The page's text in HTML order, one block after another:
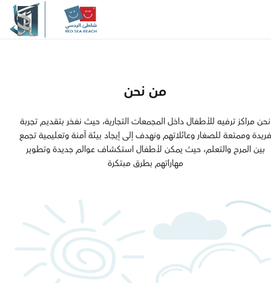
مرحبًا بكم في
شاطئ الردسي
والجودة والابتكار، يسعي
إلى الارتقاء بمعايير الترفيــه
الحديثة
من نحن
نحن مراكز ترفيه للأطفال داخل المجمعات التجارية، حيث نفخر بتقديـم تجربة
فريدة وممتعة للصغار وعائلاتهم ونهدف إلى إيجاد بيئة آمنة وتعليمية تجمع
بين المرح والتعلم، حيث يمكن لأطفال استكشاف عوالم جديدة وتطوير
مهاراتهم بطرق مبتكرة